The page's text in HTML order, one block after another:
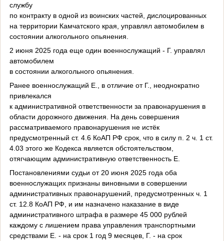
службу
по контракту в одной из воинских частей, дислоцированных
на территории Камчатского края, управлял автомобилем в
состоянии алкогольного опьянения.
2 июня 2025 года еще один военнослужащий - Г. управлял
автомобилем
в состоянии алкогольного опьянения.
Ранее военнослужащий Е., в отличие от Г., неоднократно
привлекался
к административной ответственности за правонарушения в
области дорожного движения. На день совершения
рассматриваемого правонарушения не истёк
предусмотренный ст. 4.6 КоАП РФ срок, что в силу п. 2 ч. 1 ст.
4.03 этого же Кодекса является обстоятельством,
отягчающим административную ответственность Е.
Постановлениями судьи от 20 июня 2025 года оба
военнослужащих признаны виновными в совершении
административных правонарушений, предусмотренных ч. 1
ст. 12.8 КоАП РФ, и им назначено наказание в виде
административного штрафа в размере 45 000 рублей
каждому с лишением права управления транспортными
средствами Е. - на срок 1 год 9 месяцев, Г. - на срок